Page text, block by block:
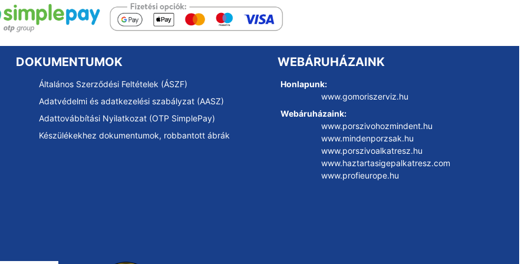
DOKUMENTUMOK
Általános Szerződési Feltételek (ÁSZF)
Adatvédelmi és adatkezelési szabályzat (AASZ)
Adattovábbítási Nyilatkozat (OTP SimplePay)
Készülékekhez dokumentumok, robbantott ábrák
WEBÁRUHÁZAINK
Honlapunk:
www.gomoriszerviz.hu
Webáruházaink:
www.porszivohozmindent.hu
www.mindenporzsak.hu
www.porszivoalkatresz.hu
www.haztartasigepalkatresz.com
www.profieurope.hu